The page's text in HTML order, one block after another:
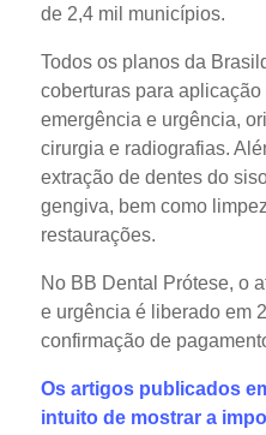
de 2,4 mil municípios.
Todos os planos da
coberturas para
emergência e urgência,
cirurgia e radiografias.
extração de dentes do
gengiva, bem como
restaurações.
No BB Dental Prótese, o
e urgência é liberado em
confirmação de
Os artigos publicados
intuito de mostrar a